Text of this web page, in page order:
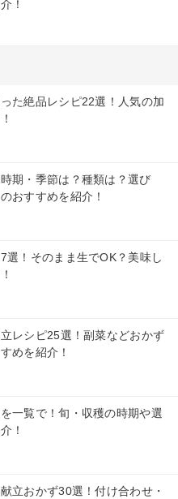
！
た絶品レシピ22選！人気の加
期・季節は？種類は？選び
おすすめを紹介！
選！そのまま生でOK？美味し
レシピ25選！副菜などおかず
めを紹介！
一覧で！旬・収穫の時期や選
！
立おかず30選！付け合わせ・